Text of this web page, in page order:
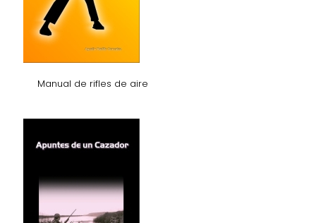
Manual de rifles de aire